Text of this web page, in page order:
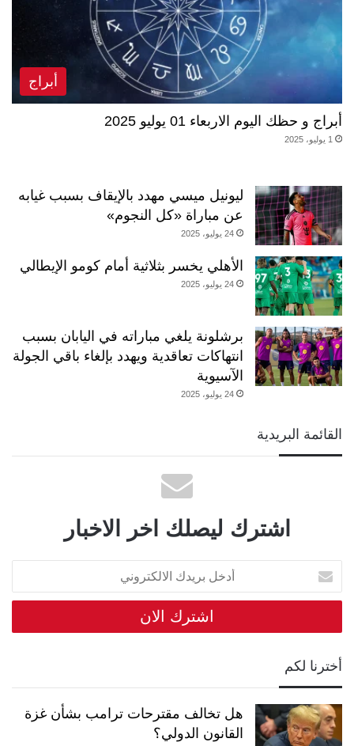
أبراج
أبراج و حظك اليوم الاربعاء 01 يوليو 2025
1 يوليو، 2025
ليونيل ميسي مهدد بالإيقاف بسبب غيابه
عن مباراة «كل النجوم»
24 يوليو، 2025
الأهلي يخسر بثلاثية أمام كومو الإيطالي
24 يوليو، 2025
برشلونة يلغي مباراته في اليابان بسبب
انتهاكات تعاقدية ويهدد بإلغاء باقي الجولة
الآسيوية
24 يوليو، 2025
القائمة البريدية
اشترك ليصلك اخر الاخبار
أدخل
بريدك
الالكتروني
أخترنا لكم
هل تخالف مقترحات ترامب بشأن غزة
القانون الدولي؟